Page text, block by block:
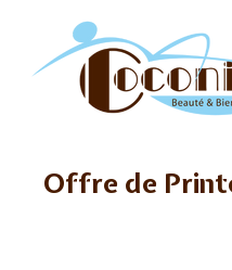
Offre de